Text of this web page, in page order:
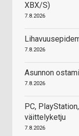
XBX/S)
7.8.2026
7.8.2026
Asunnon
7.8.2026
PC,
väittelyketju
7.8.2026